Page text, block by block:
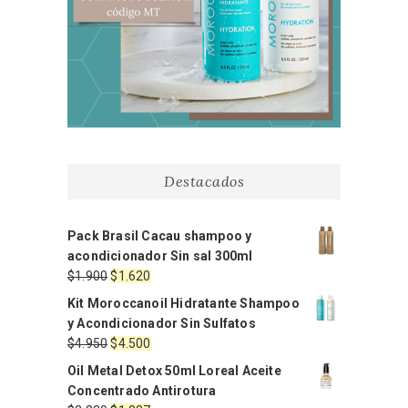
Destacados
Pack Brasil Cacau shampoo y
acondicionador Sin sal 300ml
$1.900El
original
era:
$1.900.
$1.620
precio
actual
es:
$1.620.
Kit Moroccanoil Hidratante Shampoo
y Acondicionador Sin Sulfatos
$4.950El
precio
original
era:
$4.500
precio
actual
es:
Oil Metal Detox 50ml Loreal Aceite
Concentrado Antirotura